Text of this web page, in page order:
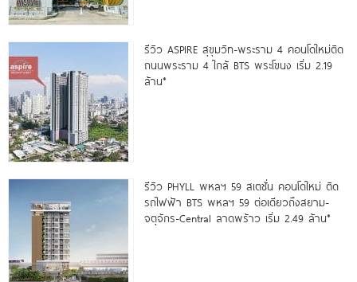
รีวิว ASPIRE สุขุมวิท-พระราม 4 คอนโดใหม่ติด
ถนนพระราม 4 ใกล้ BTS พระโขนง เริ่ม 2.19
ล้าน*
รีวิว PHYLL พหลฯ 59 สเตชั่น คอนโดใหม่ ติด
รถไฟฟ้า BTS พหลฯ 59 ต่อเดียวถึงสยาม-
จตุจักร-Central ลาดพร้าว เริ่ม 2.49 ล้าน*